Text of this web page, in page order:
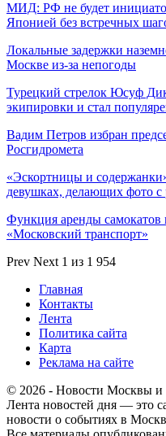
МИД: РФ не будет
Японией без встречных
Локальные задержки
Москве из-за непогоды
Турецкий стрелок Юсуф
экипировки и стал
Вадим Петров избран
Росгидромета
«Эскортницы и
девушках, делающих фото с
Функция аренды самокатов
«Московский транспорт»
Prev Next 1 из 1 954
Главная
Контакты
Лента
Политика сайта
Карта
Реклама на сайте
© 2026 - Новости Москвы и
Лента новостей дня — это
новости о событиях в